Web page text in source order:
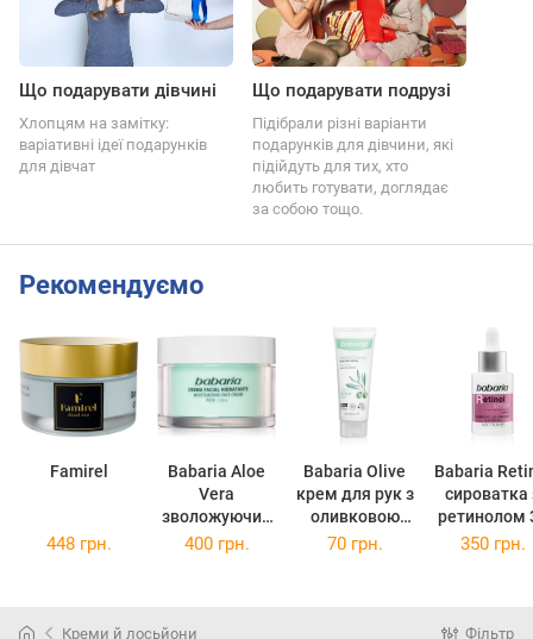
Що подарувати дівчині
Хлопцям на замітку:
варіативні ідеї подарунків
для дівчат
Що подарувати подрузі
Підібрали різні варіанти
подарунків для дівчини, які
підійдуть для тих, хто
любить готувати, доглядає
за собою тощо.
Рекомендуємо
Famirel
Babaria Aloe
Vera
зволожуючий
крем з алое
Babaria Olive
крем для рук з
оливковою
олією 75 мл
Babaria
сироватка
ретинолом
мл
448 грн. 400 грн. 70 грн. 350 грн.
Креми й лосьйони Фільтр